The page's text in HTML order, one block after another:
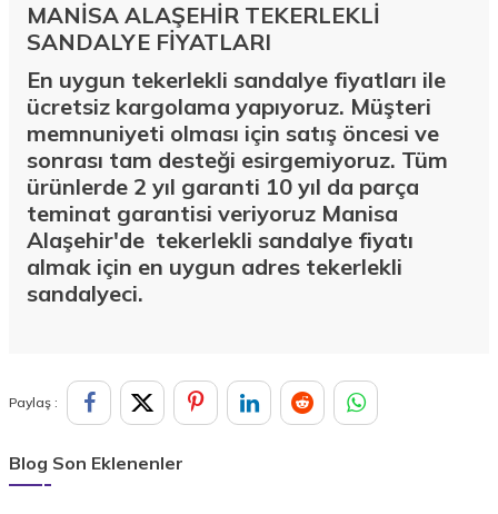
MANİSA ALAŞEHİR TEKERLEKLİ
SANDALYE FİYATLARI
En uygun tekerlekli sandalye fiyatları ile
ücretsiz kargolama yapıyoruz. Müşteri
memnuniyeti olması için satış öncesi ve
sonrası tam desteği esirgemiyoruz. Tüm
ürünlerde 2 yıl garanti 10 yıl da parça
teminat garantisi veriyoruz Manisa
Alaşehir'de tekerlekli sandalye fiyatı
almak için en uygun adres tekerlekli
sandalyeci.
Paylaş :
Blog Son Eklenenler